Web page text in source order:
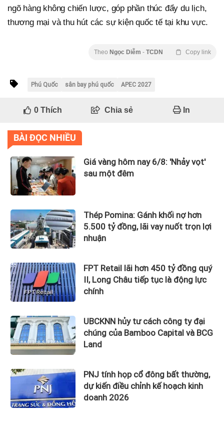
ngõ hàng không chiến lược, góp phần thúc đẩy du lịch,
thương mại và thu hút các sự kiện quốc tế tại khu vực.
Theo Ngọc Diễm - TCDN Copy link
Phú Quốc sân bay phú quốc APEC 2027
0Thích Chia sẻ In
BÀI ĐỌC NHIỀU
Giá vàng hôm nay 6/8: 'Nhảy vọt'
sau một đêm
Thép Pomina: Gánh khối nợ hơn
5.500 tỷ đồng, lãi vay nuốt trọn lợi
nhuận
FPT Retail lãi hơn 450 tỷ đồng quý
II, Long Châu tiếp tục là động lực
chính
UBCKNN hủy tư cách công ty đại
chúng của Bamboo Capital và BCG
Land
PNJ tính họp cổ đông bất thường,
dự kiến điều chỉnh kế hoạch kinh
doanh 2026